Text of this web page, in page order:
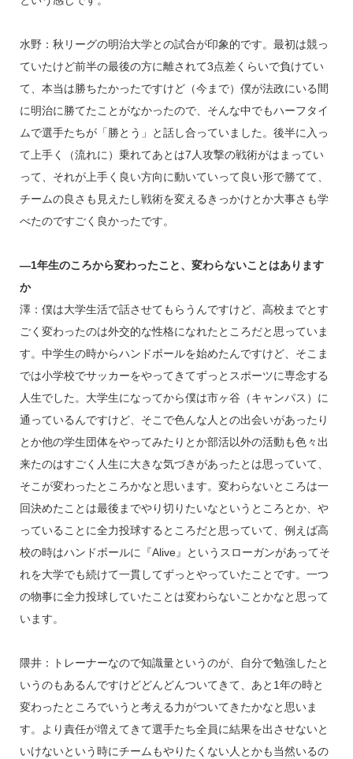
水野：秋リーグの明治大学との試合が印象的です。最初は競っ
ていたけど前半の最後の方に離されて3点差くらいで負けてい
て、本当は勝ちたかったですけど（今まで）僕が法政にいる間
に明治に勝てたことがなかったので、そんな中でもハーフタイ
ムで選手たちが「勝とう」と話し合っていました。後半に入っ
て上手く（流れに）乗れてあとは7人攻撃の戦術がはまってい
って、それが上手く良い方向に動いていって良い形で勝てて、
チームの良さも見えたし戦術を変えるきっかけとか大事さも学
べたのですごく良かったです。
―1年生のころから変わったこと、変わらないことはあります
か
澤：僕は大学生活で話させてもらうんですけど、高校までとす
ごく変わったのは外交的な性格になれたところだと思っていま
す。中学生の時からハンドボールを始めたんですけど、そこま
では小学校でサッカーをやってきてずっとスポーツに専念する
人生でした。大学生になってから僕は市ヶ谷（キャンパス）に
通っているんですけど、そこで色んな人との出会いがあったり
とか他の学生団体をやってみたりとか部活以外の活動も色々出
来たのはすごく人生に大きな気づきがあったとは思っていて、
そこが変わったところかなと思います。変わらないところは一
回決めたことは最後までやり切りたいなというところとか、や
っていることに全力投球するところだと思っていて、例えば高
校の時はハンドボールに『Alive』というスローガンがあってそ
れを大学でも続けて一貫してずっとやっていたことです。一つ
の物事に全力投球していたことは変わらないことかなと思って
います。
隈井：トレーナーなので知識量というのが、自分で勉強したと
いうのもあるんですけどどんどんついてきて、あと1年の時と
変わったところでいうと考える力がついてきたかなと思いま
す。より責任が増えてきて選手たち全員に結果を出させないと
いけないという時にチームもやりたくない人とかも当然いるの